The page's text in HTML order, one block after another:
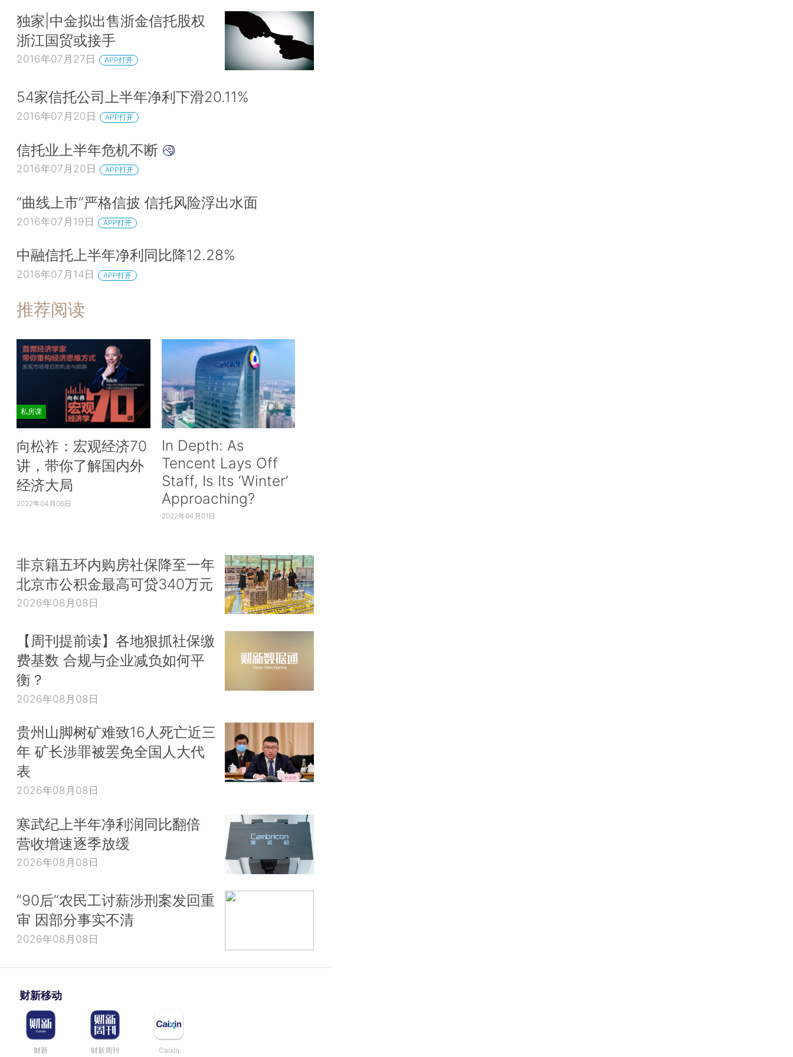
独家|中金拟出售浙金信托股权
浙江国贸或接手
2016年07月27日 APP打开
54家信托公司上半年净利下滑20.11%
2016年07月20日 APP打开
信托业上半年危机不断
2016年07月20日 APP打开
“曲线上市”严格信披 信托风险浮出水面
2016年07月19日 APP打开
中融信托上半年净利同比降12.28%
2016年07月14日 APP打开
推荐阅读
私房课
向松祚：宏观经济70
讲，带你了解国内外
经济大局
2022年04月06日
In Depth: As
Tencent Lays Off
Staff, Is Its ‘Winter’
Approaching?
2022年04月01日
非京籍五环内购房社保降至一年
北京市公积金最高可贷340万元
2026年08月08日
【周刊提前读】各地狠抓社保缴
费基数 合规与企业减负如何平
衡？
2026年08月08日
贵州山脚树矿难致16人死亡近三
年 矿长涉罪被罢免全国人大代
表
2026年08月08日
寒武纪上半年净利润同比翻倍
营收增速逐季放缓
2026年08月08日
“90后”农民工讨薪涉刑案发回重
审 因部分事实不清
2026年08月08日
财新移动
财新 财新周刊 Caixin